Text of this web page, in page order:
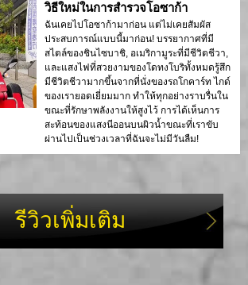
วิธีใหม่ในการสำรวจโอซาก้า
ฉันเคยไปโอซาก้ามาก่อน แต่ไม่เคยสัมผัส
ประสบการณ์แบบนี้มาก่อน! บรรยากาศที่มี
สไตล์ของชินไซบาชิ, อเมริกามูระที่มีชีวิตชีวา,
และแสงไฟที่สวยงามของโดทงโบริทั้งหมดรู้สึก
มีชีวิตชีวามากขึ้นจากที่นั่งของรถโกคาร์ท ไกด์
ของเรายอดเยี่ยมมาก ทำให้ทุกอย่างราบรื่นใน
ขณะที่รักษาพลังงานให้สูงไว้ การได้เห็นการ
สะท้อนของแสงนีออนบนผิวน้ำขณะที่เราขับ
ผ่านไปเป็นช่วงเวลาที่ฉันจะไม่มีวันลืม!
รีวิวเพิ่มเติม